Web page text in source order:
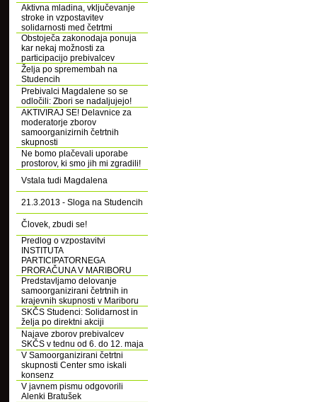
Aktivna mladina, vključevanje
stroke in vzpostavitev
solidarnosti med četrtmi
Obstoječa zakonodaja ponuja
kar nekaj možnosti za
participacijo prebivalcev
Želja po spremembah na
Studencih
Prebivalci Magdalene so se
odločili: Zbori se nadaljujejo!
AKTIVIRAJ SE! Delavnice za
moderatorje zborov
samoorganizirnih četrtnih
skupnosti
Ne bomo plačevali uporabe
prostorov, ki smo jih mi zgradili!
Vstala tudi Magdalena
21.3.2013 - Sloga na Studencih
Človek, zbudi se!
Predlog o vzpostavitvi
INSTITUTA
PARTICIPATORNEGA
PRORAČUNA V MARIBORU
Predstavljamo delovanje
samoorganizirani četrtnih in
krajevnih skupnosti v Mariboru
SKČS Studenci: Solidarnost in
želja po direktni akciji
Najave zborov prebivalcev
SKČS v tednu od 6. do 12. maja
V Samoorganizirani četrtni
skupnosti Center smo iskali
konsenz
V javnem pismu odgovorili
Alenki Bratušek